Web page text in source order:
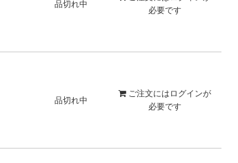
品切れ中
必要です
品切れ中
ご注文には ログインが
必要です